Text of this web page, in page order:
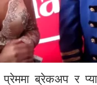
ब्रेकअप र